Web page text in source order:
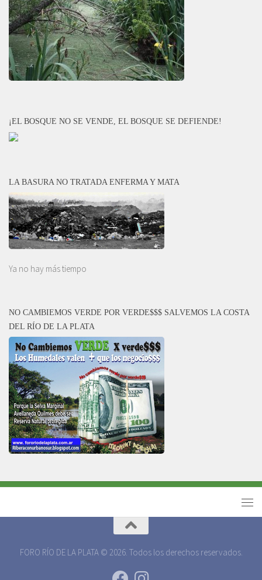
¡EL BOSQUE NO SE VENDE, EL BOSQUE SE DEFIENDE!
LA BASURA NO TRATADA ENFERMA Y MATA
Ya no hay más tiempo
NO CAMBIEMOS VERDE POR VERDE$$$ SALVEMOS LA COSTA
DEL RÍO DE LA PLATA
FORO RÍO DE LA PLATA © 2026. Todos los derechos reservados.